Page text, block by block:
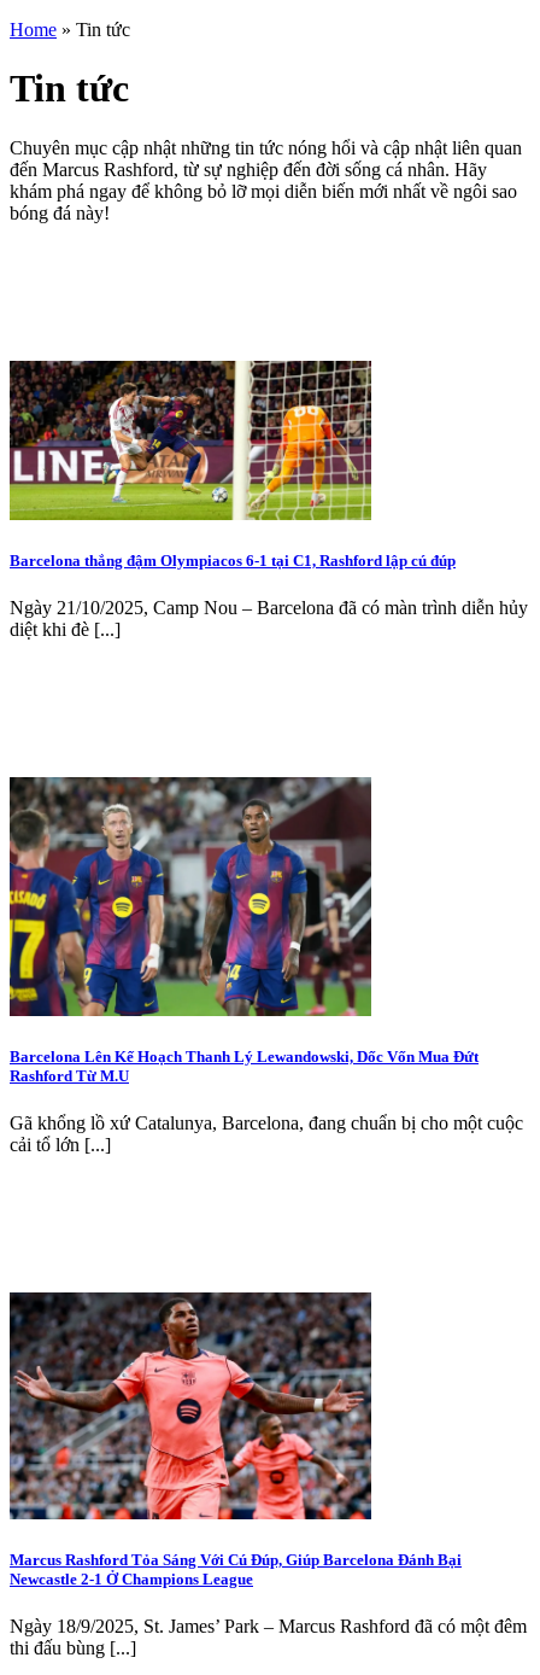
Home » Tin tức
Tin tức
Chuyên mục cập nhật những tin tức nóng hổi và cập nhật liên quan
đến Marcus Rashford, từ sự nghiệp đến đời sống cá nhân. Hãy
khám phá ngay để không bỏ lỡ mọi diễn biến mới nhất về ngôi sao
bóng đá này!
Barcelona thắng đậm Olympiacos 6-1 tại C1, Rashford lập cú đúp
Ngày 21/10/2025, Camp Nou – Barcelona đã có màn trình diễn hủy
diệt khi đè [...]
Barcelona Lên Kế Hoạch Thanh Lý Lewandowski, Dốc Vốn Mua Đứt
Rashford Từ M.U
Gã khổng lồ xứ Catalunya, Barcelona, đang chuẩn bị cho một cuộc
cải tổ lớn [...]
Marcus Rashford Tỏa Sáng Với Cú Đúp, Giúp Barcelona Đánh Bại
Newcastle 2-1 Ở Champions League
Ngày 18/9/2025, St. James’ Park – Marcus Rashford đã có một đêm
thi đấu bùng [...]